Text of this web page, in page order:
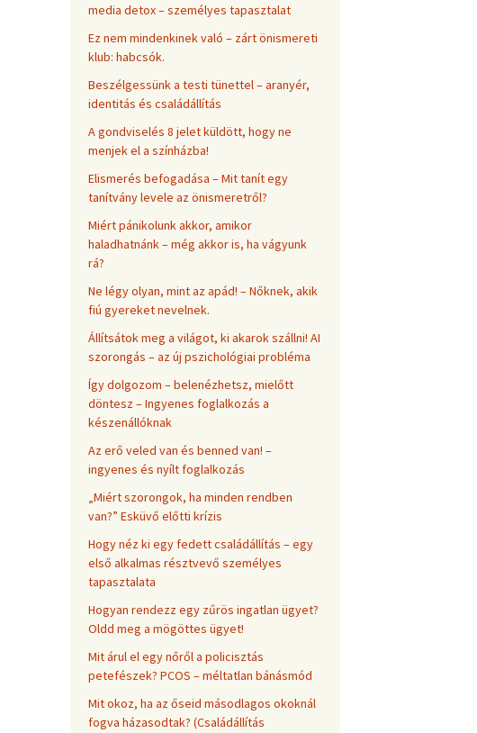
media detox – személyes tapasztalat
Ez nem mindenkinek való – zárt önismereti
klub: habcsók.
Beszélgessünk a testi tünettel – aranyér,
identitás és családállítás
A gondviselés 8 jelet küldött, hogy ne
menjek el a színházba!
Elismerés befogadása – Mit tanít egy
tanítvány levele az önismeretről?
Miért pánikolunk akkor, amikor
haladhatnánk – még akkor is, ha vágyunk
rá?
Ne légy olyan, mint az apád! – Nőknek, akik
fiú gyereket nevelnek.
Állítsátok meg a világot, ki akarok szállni! AI
szorongás – az új pszichológiai probléma
Így dolgozom – belenézhetsz, mielőtt
döntesz – Ingyenes foglalkozás a
készenállóknak
Az erő veled van és benned van! –
ingyenes és nyílt foglalkozás
„Miért szorongok, ha minden rendben
van?” Esküvő előtti krízis
Hogy néz ki egy fedett családállítás – egy
első alkalmas résztvevő személyes
tapasztalata
Hogyan rendezz egy zűrös ingatlan ügyet?
Oldd meg a mögöttes ügyet!
Mit árul el egy nőről a policisztás
petefészek? PCOS – méltatlan bánásmód
Mit okoz, ha az őseid másodlagos okoknál
fogva házasodtak? (Családállítás